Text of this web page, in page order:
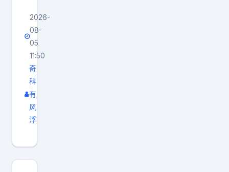
你
成
长
足
够
多
，
现
这
支
的
巅
峰
高
度
不
如
乔
流
说
法
。
奥
尼
尔
表
长
2026-
08-
05
11:50
奇
科
有
风
浮